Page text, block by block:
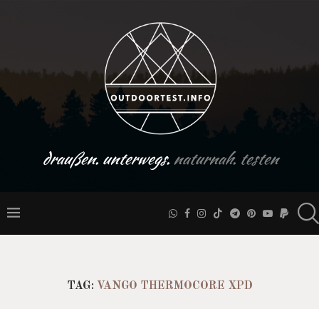
draußen. unterwegs.naturnah. testen
TAG: VANGO THERMOCORE XPD